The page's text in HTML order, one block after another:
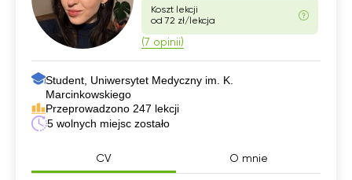
Koszt lekcji
od 72 zł/lekcja
(7 opinii)
Student, Uniwersytet Medyczny im. K.
Marcinkowskiego
Przeprowadzono 247 lekcji
5 wolnych miejsc zostało
CV O mnie